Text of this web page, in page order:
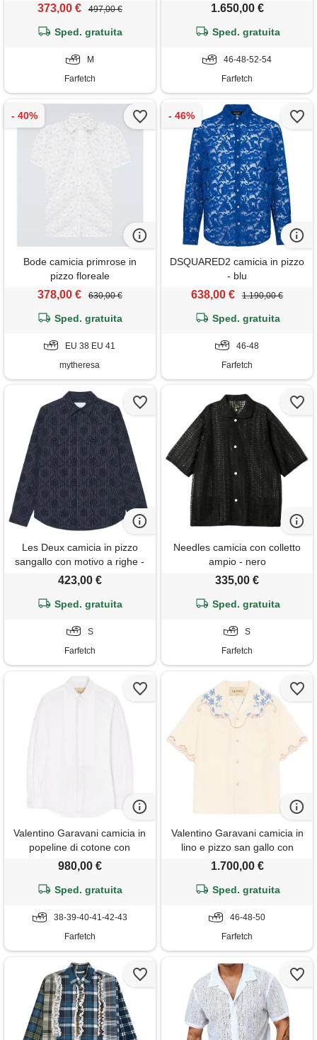
373,00 € 497,00 €
Sped. gratuita
M
Farfetch
1.650,00 €
Sped. gratuita
46-48-52-54
Farfetch
Bode camicia primrose in
pizzo floreale
378,00 € 630,00 €
Sped. gratuita
EU 38 EU 41
mytheresa
DSQUARED2 camicia in pizzo
- blu
638,00 € 1.190,00 €
Sped. gratuita
46-48
Farfetch
Les Deux camicia in pizzo
sangallo con motivo a righe -
blu
423,00 €
Sped. gratuita
S
Farfetch
Needles camicia con colletto
ampio - nero
335,00 €
Sped. gratuita
S
Farfetch
Valentino Garavani camicia in
popeline di cotone con
dettagli in pizzo - bianco
980,00 €
Sped. gratuita
38-39-40-41-42-43
Farfetch
Valentino Garavani camicia in
lino e pizzo san gallo con
ricamo vlogo - bianco
1.700,00 €
Sped. gratuita
46-48-50
Farfetch